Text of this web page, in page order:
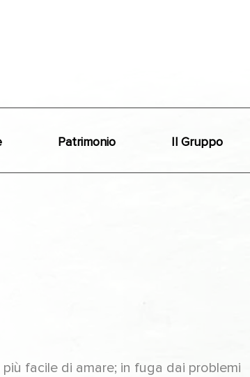
Patrimonio Il Gruppo
facile di amare; in fuga dai problemi